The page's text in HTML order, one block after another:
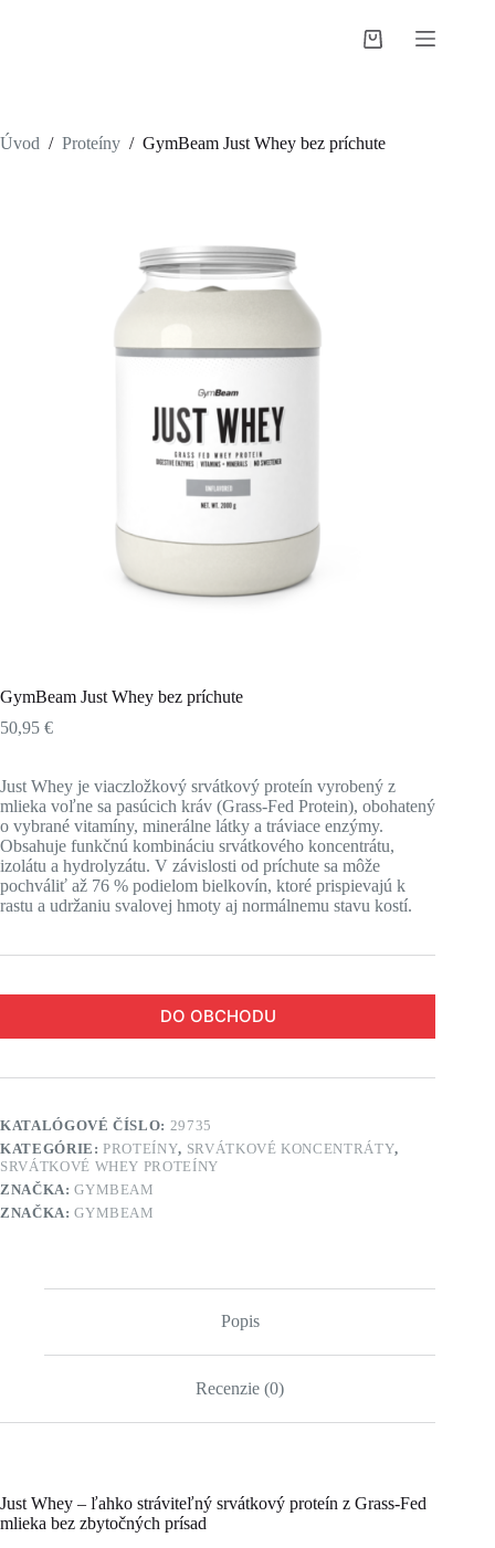
Shopping
Úvod / Proteíny / GymBeam Just Whey bez príchute
GymBeam Just Whey bez príchute
50,95 €
Just Whey je viaczložkový srvátkový proteín vyrobený z
mlieka voľne sa pasúcich kráv (Grass-Fed Protein), obohatený
o vybrané vitamíny, minerálne látky a tráviace enzýmy.
Obsahuje funkčnú kombináciu srvátkového koncentrátu,
izolátu a hydrolyzátu. V závislosti od príchute sa môže
pochváliť až 76 % podielom bielkovín, ktoré prispievajú k
rastu a udržaniu svalovej hmoty aj normálnemu stavu kostí.
DO OBCHODU
KATALÓGOVÉ ČÍSLO: 29735
KATEGÓRIE:PROTEÍNY, SRVÁTKOVÉ KONCENTRÁTY,
SRVÁTKOVÉ WHEY PROTEÍNY
ZNAČKA:GYMBEAM
ZNAČKA:GYMBEAM
Popis
Recenzie (0)
Just Whey – ľahko stráviteľný srvátkový proteín z Grass-Fed
mlieka bez zbytočných prísad